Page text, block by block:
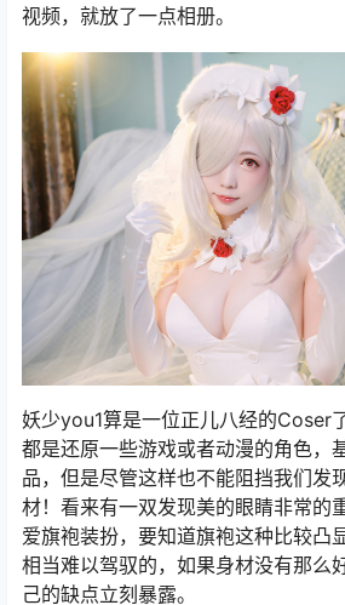
视频，就放了一点相册。
妖少you1算是一位正儿八经的Coser
都是还原一些游戏或者动漫的角色，
品，但是尽管这样也不能阻挡我们发
材！看来有一双发现美的眼睛非常的
爱旗袍装扮，要知道旗袍这种比较凸
相当难以驾驭的，如果身材没有那么
己的缺点立刻暴露。